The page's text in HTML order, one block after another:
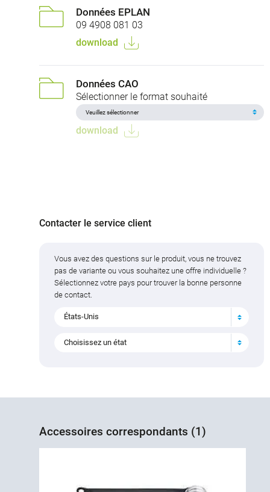
Données EPLAN
09 4908 081 03
download
Données CAO
Sélectionner le format souhaité
download
Contacter le service client
Vous avez des questions sur le produit, vous ne trouvez
pas de variante ou vous souhaitez une offre individuelle ?
Sélectionnez votre pays pour trouver la bonne personne
de contact.
États-Unis
Choisissez un état
Accessoires correspondants (1)